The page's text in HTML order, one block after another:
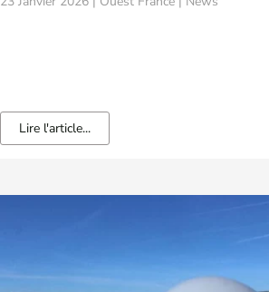
Lire l'article...